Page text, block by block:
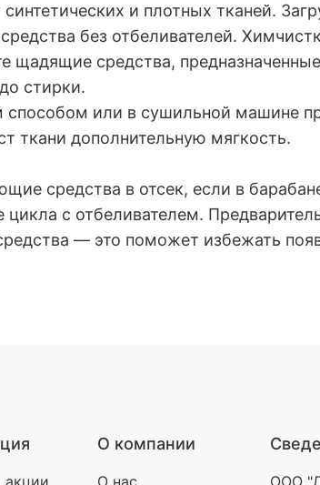
и плотных тканей.
без отбеливателей.
щадящие средства,
стирки.
способом или в сушильной машине
ткани дополнительную мягкость.
средства в отсек, если в
цикла с отбеливателем.
— это поможет избежать
акции
О компании
О нас ООО